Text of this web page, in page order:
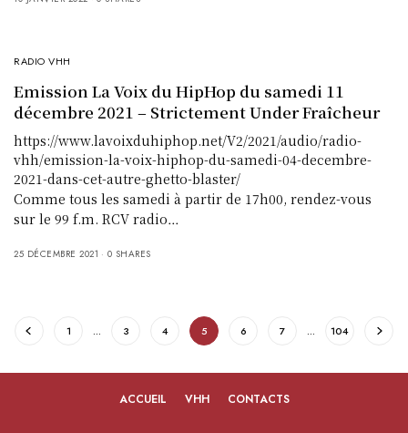
RADIO VHH
Emission La Voix du HipHop du samedi 11
décembre 2021 – Strictement Under Fraîcheur
https://www.lavoixduhiphop.net/V2/2021/audio/radio-
vhh/emission-la-voix-hiphop-du-samedi-04-decembre-
2021-dans-cet-autre-ghetto-blaster/
Comme tous les samedi à partir de 17h00, rendez-vous
sur le 99 f.m. RCV radio…
25 DÉCEMBRE 2021 0 SHARES
1 … 3 4 5 6 7 … 104
ACCUEIL VHH CONTACTS